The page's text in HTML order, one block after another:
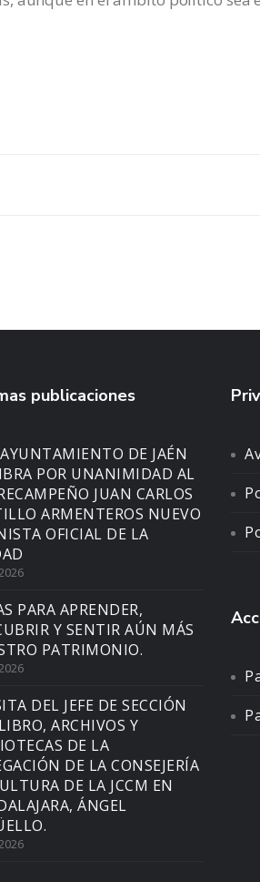
publicaciones
DE JAÉN
POR UNANIMIDAD AL
JUAN CARLOS
ARMENTEROS NUEVO
OFICIAL DE LA
PARA APRENDER,
Y SENTIR AÚN MÁS
PATRIMONIO.
DEL JEFE DE SECCIÓN
ARCHIVOS Y
DE LA
DE LA CONSEJERÍA
DE LA JCCM EN
ÁNGEL